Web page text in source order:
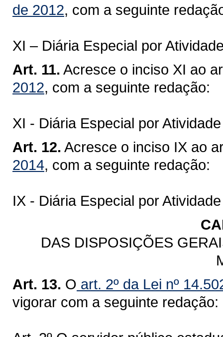
de 2012, com a seguinte
XI – Diária Especial por
Art. 11. Acresce o inciso XI ao
2012, com a seguinte redação:
XI - Diária Especial por
Art. 12. Acresce o inciso IX ao
2014, com a seguinte redação:
IX - Diária Especial por
DAS DISPOSIÇÕES
Art. 13. O art. 2º da Lei nº
vigorar com a seguinte redação: